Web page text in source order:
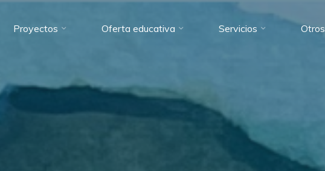
Proyectos Oferta educativa Servicios Otros